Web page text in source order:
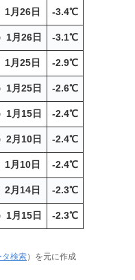
1月26日 -3.4℃
1月26日 -3.1℃
1月25日 -2.9℃
1月25日 -2.6℃
1月15日 -2.4℃
2月10日 -2.4℃
1月10日 -2.4℃
2月14日 -2.3℃
1月15日 -2.3℃
タ検索）を元に作成